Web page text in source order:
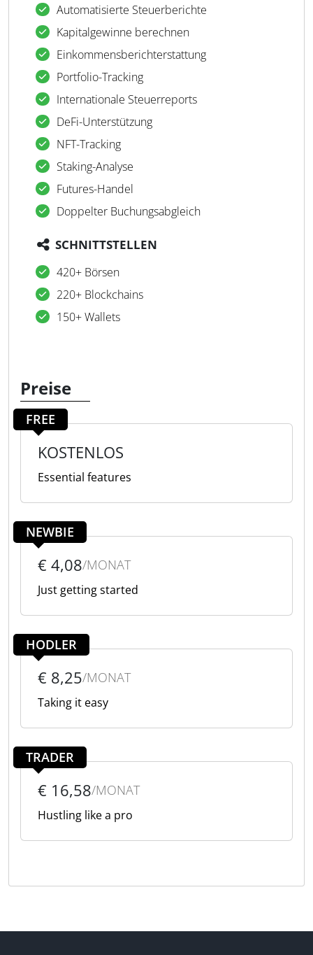
Automatisierte Steuerberichte
Kapitalgewinne berechnen
Einkommensberichterstattung
Portfolio-Tracking
Internationale Steuerreports
DeFi-Unterstützung
NFT-Tracking
Staking-Analyse
Futures-Handel
Doppelter Buchungsabgleich
SCHNITTSTELLEN
420+ Börsen
220+ Blockchains
150+ Wallets
Preise
FREE
KOSTENLOS
Essential features
NEWBIE
€ 4,08/MONAT
Just getting started
HODLER
€ 8,25/MONAT
Taking it easy
TRADER
€ 16,58/MONAT
Hustling like a pro